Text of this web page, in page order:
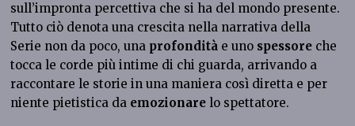
sull’impronta percettiva che si ha del mondo presente.
Tutto ciò denota una crescita nella narrativa della
Serie non da poco, una profondità e uno spessore che
tocca le corde più intime di chi guarda, arrivando a
raccontare le storie in una maniera così diretta e per
niente pietistica da emozionarelo spettatore.